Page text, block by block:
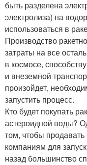
быть разделена
электролиза) на
использоваться в
Производство
затраты на все
в космосе,
и внеземной
произойдет,
запустить процесс.
Кто будет покупать
астероидной воды?
том, чтобы
компаниям для
назад большинство